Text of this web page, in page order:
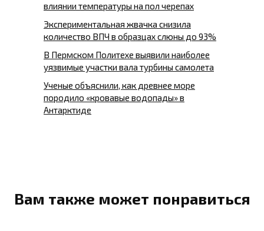
влиянии температуры на пол черепах
Экспериментальная жвачка снизила
количество ВПЧ в образцах слюны до 93%
В Пермском Политехе выявили наиболее
уязвимые участки вала турбины самолета
Ученые объяснили, как древнее море
породило «кровавые водопады» в
Антарктиде
Вам также может понравиться